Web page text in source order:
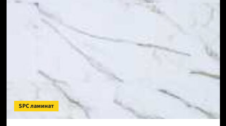
Торнадо
Дымчатый
(Рейтинг
SPC ламинат